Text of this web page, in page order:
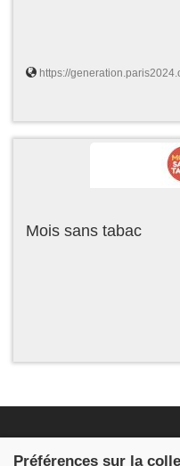
https://
Mois sans tabac
Préférences sur la